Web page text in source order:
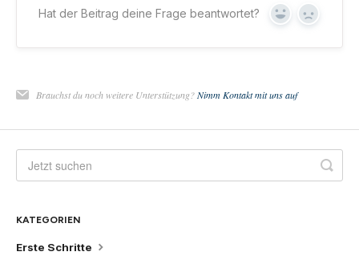
Hat der Beitrag deine Frage beantwortet? Yes No
Brauchst du noch weitere Unterstützung?Nimm Kontakt mit uns auf
KATEGORIEN
Erste Schritte